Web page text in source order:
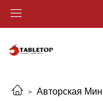
Авторская